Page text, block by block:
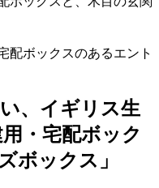
、イギリス生
・宅配ボック
ボックス」